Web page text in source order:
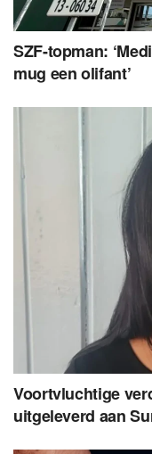
SZF-topman:
mug een olifant’
Voortvluchtige
uitgeleverd aan